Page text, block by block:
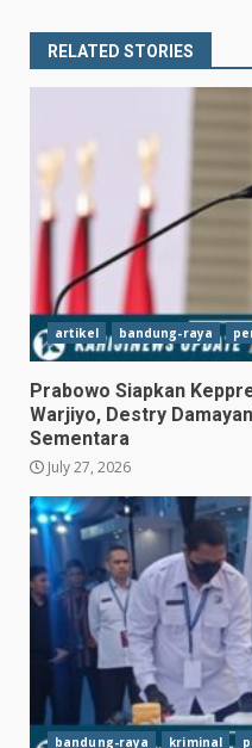
RELATED STORIES
artikel bandung-raya
Prabowo Siapkan
Warjiyo, Destry
Sementara
July 27, 2026
bandung-raya kriminal